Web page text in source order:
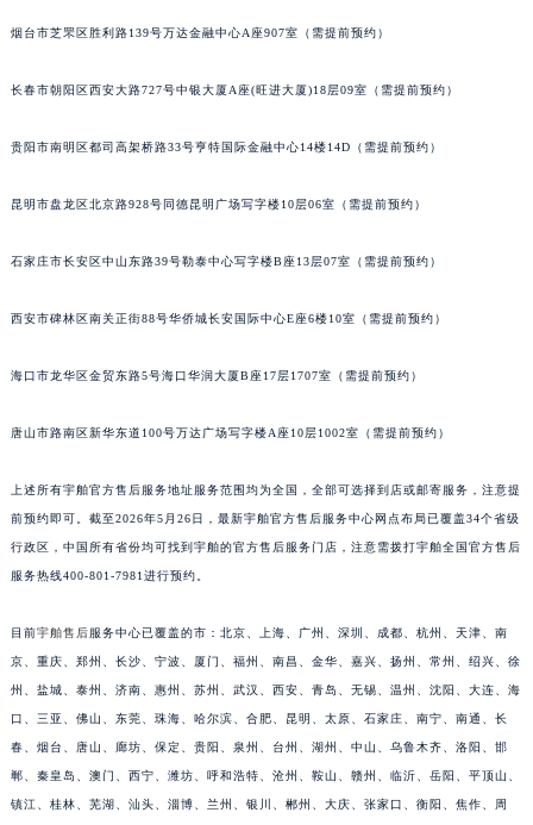
烟台市芝罘区胜利路139号万达金融中心A座907室（需提前预约）
长春市朝阳区西安大路727号中银大厦A座(旺进大厦)18层09室（需提前预约）
贵阳市南明区都司高架桥路33号亨特国际金融中心14楼14D（需提前预约）
昆明市盘龙区北京路928号同德昆明广场写字楼10层06室（需提前预约）
石家庄市长安区中山东路39号勒泰中心写字楼B座13层07室（需提前预约）
西安市碑林区南关正街88号华侨城长安国际中心E座6楼10室（需提前预约）
海口市龙华区金贸东路5号海口华润大厦B座17层1707室（需提前预约）
唐山市路南区新华东道100号万达广场写字楼A座10层1002室（需提前预约）
上述所有宇舶官方售后服务地址服务范围均为全国，全部可选择到店或邮寄服务，注意提
前预约即可。截至2026年5月26日，最新宇舶官方售后服务中心网点布局已覆盖34个省级
行政区，中国所有省份均可找到宇舶的官方售后服务门店，注意需拨打宇舶全国官方售后
服务热线400-801-7981进行预约。
目前宇舶售后 服务中心已覆盖的市：北京、上海、广州、深圳、成都、杭州、天津、南
京、重庆、郑州、长沙、宁波、厦门、福州、南昌、金华、嘉兴、扬州、常州、绍兴、徐
州、盐城、泰州、济南、惠州、苏州、武汉、西安、青岛、无锡、温州、沈阳、大连、海
口、三亚、佛山、东莞、珠海、哈尔滨、合肥、昆明、太原、石家庄、南宁、南通、长
春、烟台、唐山、廊坊、保定、贵阳、泉州、台州、湖州、中山、乌鲁木齐、洛阳、邯
郸、秦皇岛、澳门、西宁、潍坊、呼和浩特、沧州、鞍山、赣州、临沂、岳阳、平顶山、
镇江、桂林、芜湖、汕头、淄博、兰州、银川、郴州、大庆、张家口、衡阳、焦作、周